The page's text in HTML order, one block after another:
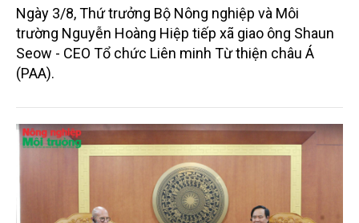
Ngày 3/8, Thứ trưởng Bộ Nông nghiệp và Môi
trường Nguyễn Hoàng Hiệp tiếp xã giao ông Shaun
Seow - CEO Tổ chức Liên minh Từ thiện châu Á
(PAA).